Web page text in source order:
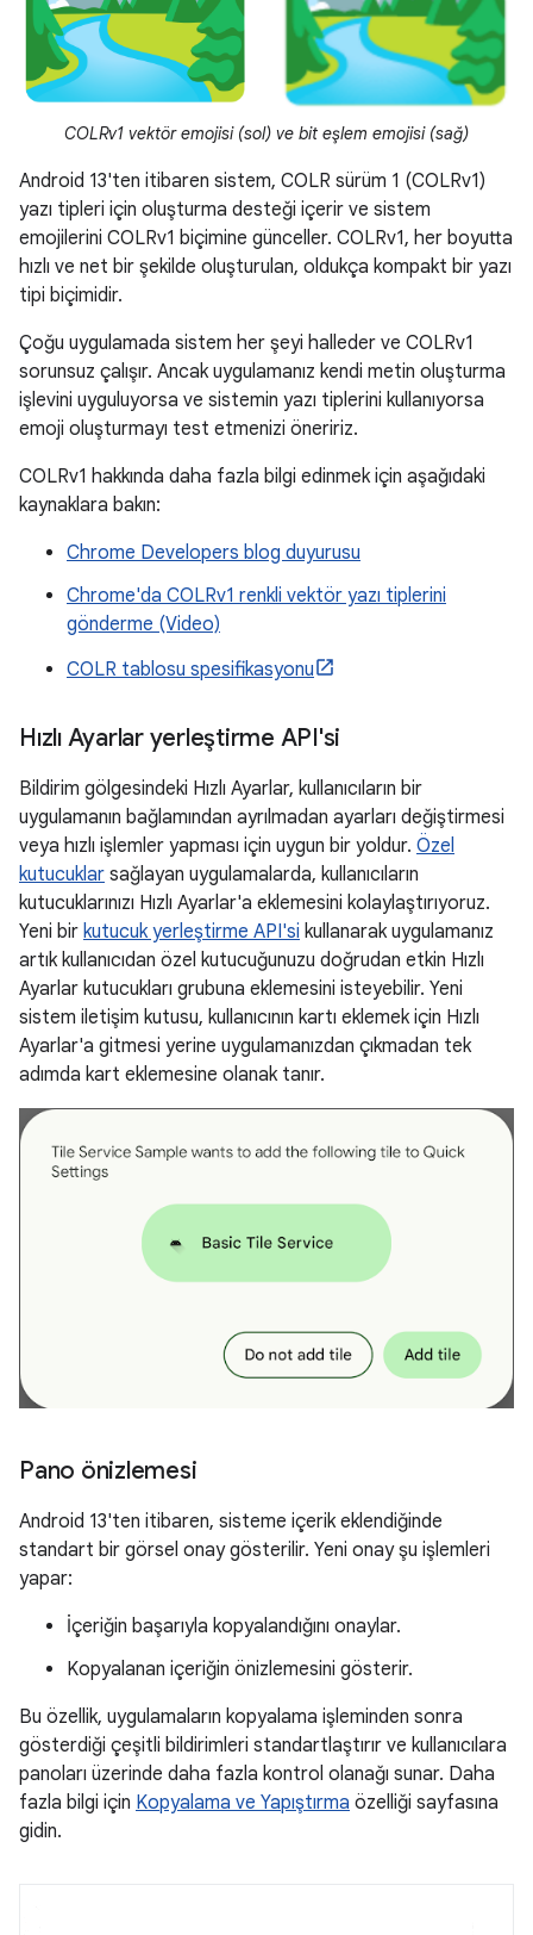
COLRv1 vektör emojisi (sol) ve bit eşlem emojisi (sağ)
Android 13'ten itibaren sistem, COLR sürüm 1 (COLRv1)
yazı tipleri için oluşturma desteği içerir ve sistem
emojilerini COLRv1 biçimine günceller. COLRv1, her boyutta
hızlı ve net bir şekilde oluşturulan, oldukça kompakt bir yazı
tipi biçimidir.
Çoğu uygulamada sistem her şeyi halleder ve COLRv1
sorunsuz çalışır. Ancak uygulamanız kendi metin oluşturma
işlevini uyguluyorsa ve sistemin yazı tiplerini kullanıyorsa
emoji oluşturmayı test etmenizi öneririz.
COLRv1 hakkında daha fazla bilgi edinmek için aşağıdaki
kaynaklara bakın:
Chrome Developers blog duyurusu
Chrome'da COLRv1 renkli vektör yazı tiplerini
gönderme (Video)
COLR tablosu spesifikasyonu
Hızlı Ayarlar yerleştirme API'si
Bildirim gölgesindeki Hızlı Ayarlar, kullanıcıların bir
uygulamanın bağlamından ayrılmadan ayarları değiştirmesi
veya hızlı işlemler yapması için uygun bir yoldur. Özel
kutucuklar sağlayan uygulamalarda, kullanıcıların
kutucuklarınızı Hızlı Ayarlar'a eklemesini kolaylaştırıyoruz.
Yeni bir kutucuk yerleştirme API'si kullanarak uygulamanız
artık kullanıcıdan özel kutucuğunuzu doğrudan etkin Hızlı
Ayarlar kutucukları grubuna eklemesini isteyebilir. Yeni
sistem iletişim kutusu, kullanıcının kartı eklemek için Hızlı
Ayarlar'a gitmesi yerine uygulamanızdan çıkmadan tek
adımda kart eklemesine olanak tanır.
Pano önizlemesi
Android 13'ten itibaren, sisteme içerik eklendiğinde
standart bir görsel onay gösterilir. Yeni onay şu işlemleri
yapar:
İçeriğin başarıyla kopyalandığını onaylar.
Kopyalanan içeriğin önizlemesini gösterir.
Bu özellik, uygulamaların kopyalama işleminden sonra
gösterdiği çeşitli bildirimleri standartlaştırır ve kullanıcılara
panoları üzerinde daha fazla kontrol olanağı sunar. Daha
fazla bilgi için Kopyalama ve Yapıştırma özelliği sayfasına
gidin.